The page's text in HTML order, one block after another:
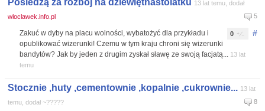
Posiedzą za rozbój na dziewiętnastolatku 13 lat temu, dodał
wloclawek.info.pl
5
#
0
Zakuć w dyby na placu wolności, wybatożyć dla przykładu i
opublikować wizerunki! Czemu w tym kraju chroni się wizerunki
bandytów? Jak by jeden z drugim zyskał sławę ze swoją facjatą... 13 lat
temu
Stocznie ,huty ,cementownie ,kopalnie ,cukrownie... 13 lat
temu, dodał ~?????
8